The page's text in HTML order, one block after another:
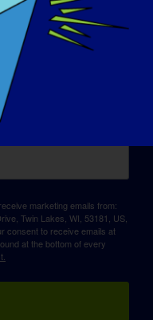
marketing emails from:
Twin Lakes, WI, 53181, US,
consent to receive emails at
at the bottom of every